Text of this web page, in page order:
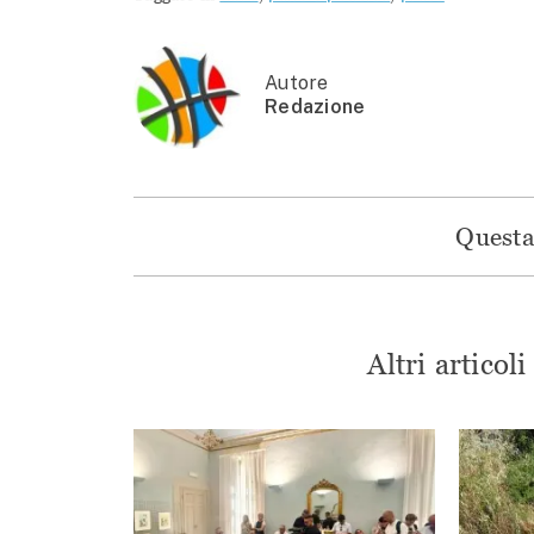
Autore
Redazione
Altri articoli